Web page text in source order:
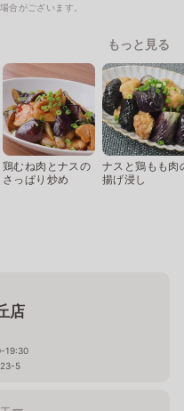
合がございます。
もっと見る
鶏むね肉とナスの
さっぱり炒め
ナスと鶏もも肉
揚げ浸し
店
19:30
23-5